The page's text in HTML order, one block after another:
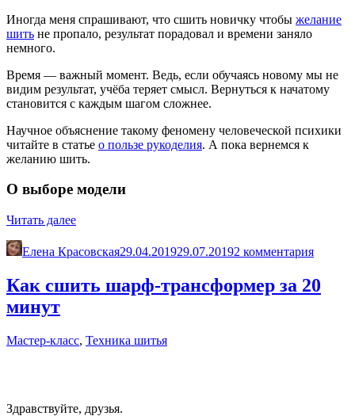
Иногда меня спрашивают, что сшить новичку чтобы желание
шить не пропало, результат порадовал и времени заняло
немного.
Время — важный момент. Ведь, если обучаясь новому мы не
видим результат, учёба теряет смысл. Вернуться к начатому
становится с каждым шагом сложнее.
Научное объяснение такому феномену человеческой психики
читайте в статье о пользе рукоделия. А пока вернемся к
желанию шить.
О выборе модели
Читать далее«Как
косметичку
или
за
Елена Красовская29.04.201929.07.20192 комментария
Как сшить шарф-трансформер за 20
минут
Мастер-класс, Техника шитья
Здравствуйте, друзья.